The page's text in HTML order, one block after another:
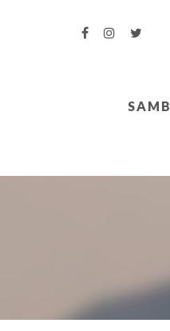
SAMB